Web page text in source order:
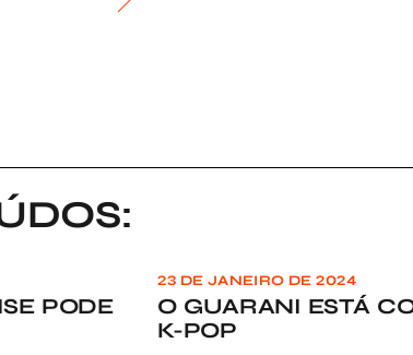
PODE
23 DE JANEIRO DE 2024
O GUARANI ESTÁ
K-POP